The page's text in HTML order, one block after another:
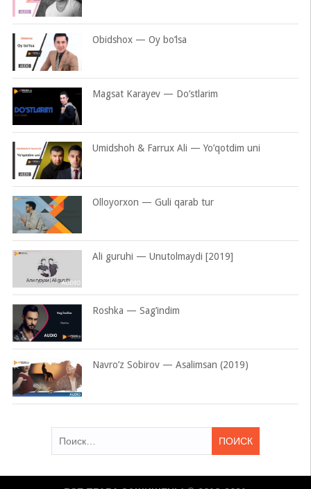
Obidshox — Oy bo’lsa
Magsat Karayev — Do’stlarim
Umidshoh & Farrux Ali — Yo’qotdim uni
Olloyorxon — Guli qarab tur
Ali guruhi — Unutolmaydi [2019]
Roshka — Sag’indim
Navro’z Sobirov — Asalimsan (2019)